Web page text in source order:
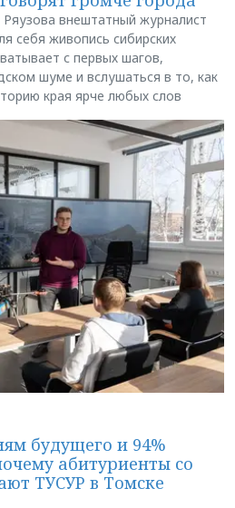
внештатный журналист
себя живопись сибирских
с первых шагов,
шуме и вслушаться в то, как
края ярче любых слов
будущего и 94%
абитуриенты со
ТУСУР в Томске